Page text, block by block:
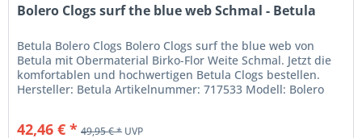
Bolero Clogs surf the blue web Schmal - Betula
Betula Bolero Clogs Bolero Clogs surf the blue web von
Betula mit Obermaterial Birko-Flor Weite Schmal. Jetzt die
komfortablen und hochwertigen Betula Clogs bestellen.
Hersteller: Betula Artikelnummer: 717533 Modell: Bolero
42,46 € * 49,95 € *UVP